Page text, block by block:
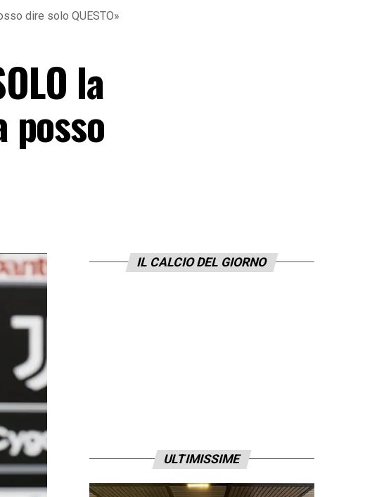
dire solo QUESTO»
la
posso
IL CALCIO DEL GIORNO
ULTIMISSIME